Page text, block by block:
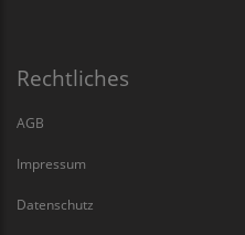
Rechtliches
AGB
Impressum
Datenschutz